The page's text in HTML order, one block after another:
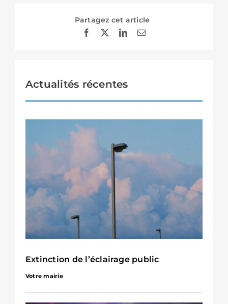
Partagez cet article
Actualités récentes
Extinction de l’éclairage public
Votre mairie